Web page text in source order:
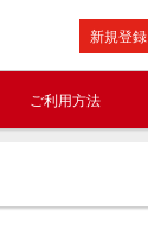
新規登録
ご利用方法